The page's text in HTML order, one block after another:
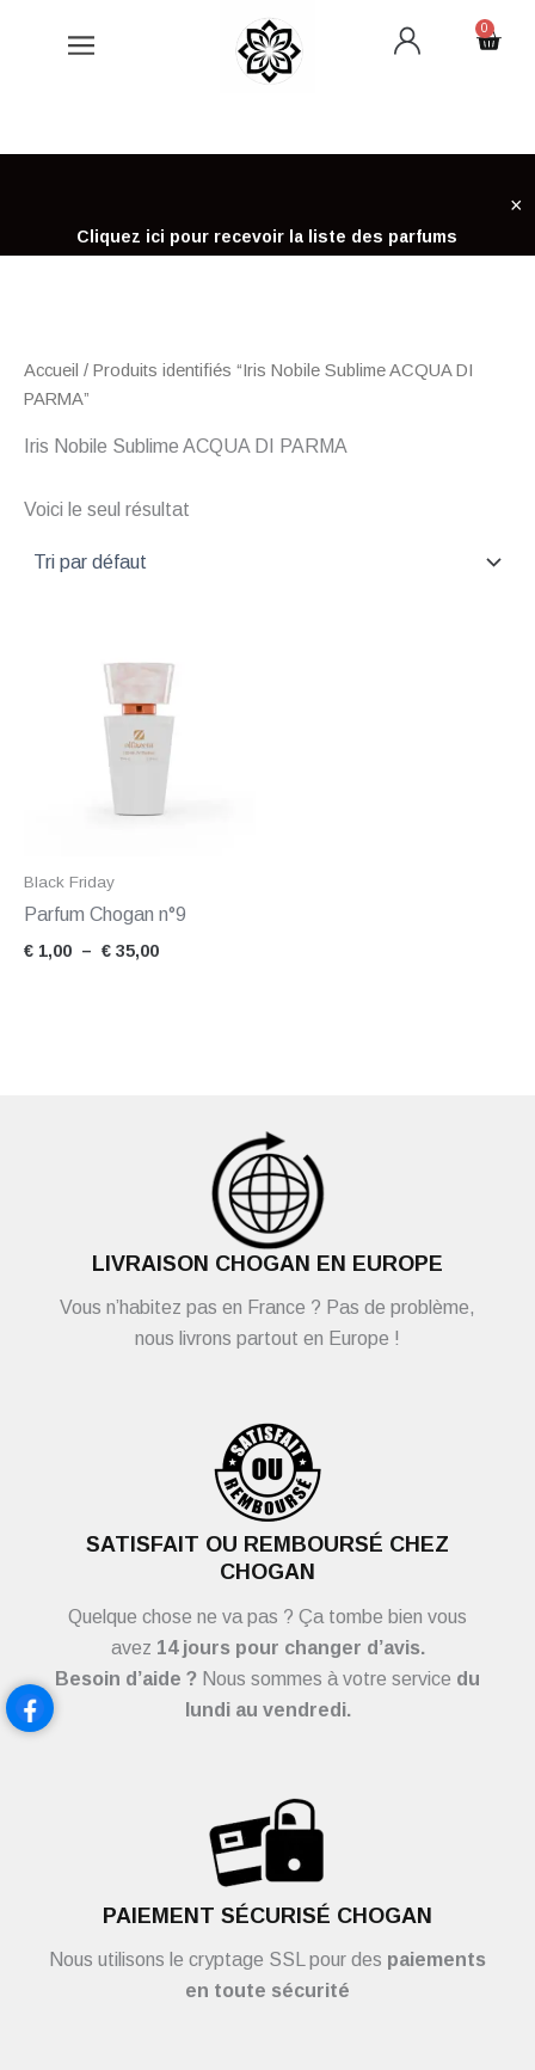
0
Cart
Cliquez ici pour recevoir la liste des parfums
×
Accueil / Produits identifiés “Iris Nobile Sublime ACQUA DI
PARMA”
Iris Nobile Sublime ACQUA DI PARMA
Voici le seul résultat
Black Friday
Parfum Chogan n°9
€ 1,00 – € 35,00
prix :
€ 1,00
à
€ 35,00
LIVRAISON CHOGAN EN EUROPE
Vous n’habitez pas en France ? Pas de problème,
nous livrons partout en Europe !
SATISFAIT OU REMBOURSÉ CHEZ
CHOGAN
Quelque chose ne va pas ? Ça tombe bien vous
avez 14 jours pour changer d’avis.
Besoin d’aide ? Nous sommes à votre service du
lundi au vendredi.
PAIEMENT SÉCURISÉ CHOGAN
Nous utilisons le cryptage SSL pour des paiements
en toute sécurité